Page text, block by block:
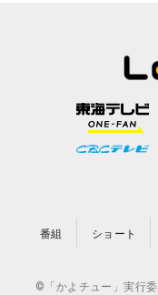
番組 ショート
©「かよチュー」実行